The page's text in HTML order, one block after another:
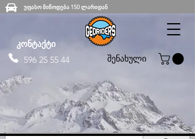
უფასო მიწოდება 150 ლარიდან
კონტაქტი
596 25 55 44
შენახული